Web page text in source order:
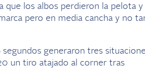
que los albos perdieron la pelota y
pero en media cancha y no
generaron tres
un tiro atajado al corner tras